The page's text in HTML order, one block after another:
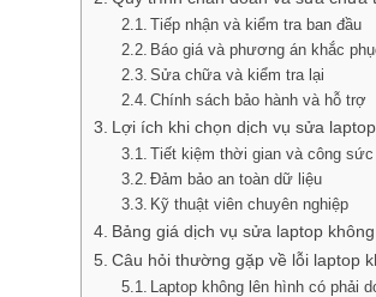
Tiếp nhận và kiểm tra ban đầu
Báo giá và phương án khắc
Sửa chữa và kiểm tra lại
Chính sách bảo hành và hỗ trợ
Lợi ích khi chọn dịch vụ sửa
Tiết kiệm thời gian và công sức
Đảm bảo an toàn dữ liệu
Kỹ thuật viên chuyên nghiệp
Bảng giá dịch vụ sửa laptop
Câu hỏi thường gặp về lỗi laptop
Laptop không lên hình có phải